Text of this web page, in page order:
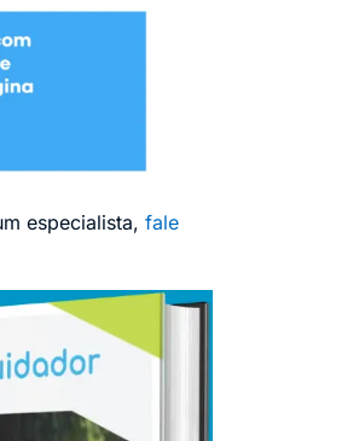
especialista, fale